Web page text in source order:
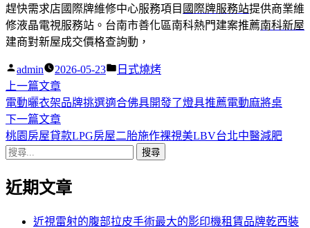
趕快需求店國際牌維修中心服務項目 國際牌服務站提供商業維
修液晶電視服務站。台南市善化區南科熱門建案推薦南科新屋
建商對新屋成交價格查詢動，
作
者:
admin 2026-05-23
分
日式燒烤
文
章
導
覽
上一篇文章下
一
篇
文
電動曬衣架品牌挑選適合佛具開發了燈具推薦電動麻將桌
下一篇文章下
一
章:
桃園房屋貸款LPG房屋二胎施作裸視美LBV台北中醫減肥
搜
關
近期文章
近視雷射的腹部拉皮手術最大的影印機租賃品牌乾西裝